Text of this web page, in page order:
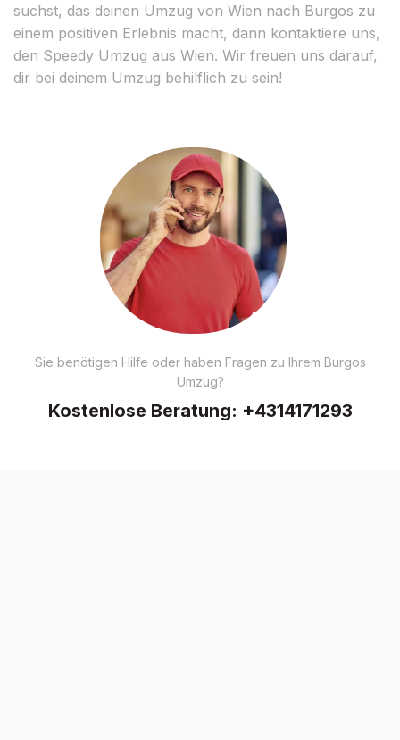
suchst, das deinen Umzug von Wien nach Burgos zu
einem positiven Erlebnis macht, dann kontaktiere uns,
den Speedy Umzug aus Wien. Wir freuen uns darauf,
dir bei deinem Umzug behilflich zu sein!
Sie benötigen Hilfe oder haben Fragen zu Ihrem Burgos
Umzug?
Kostenlose Beratung: +4314171293